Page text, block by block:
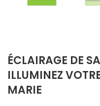
ÉCLAIRAGE DE
ILLUMINEZ
MARIE